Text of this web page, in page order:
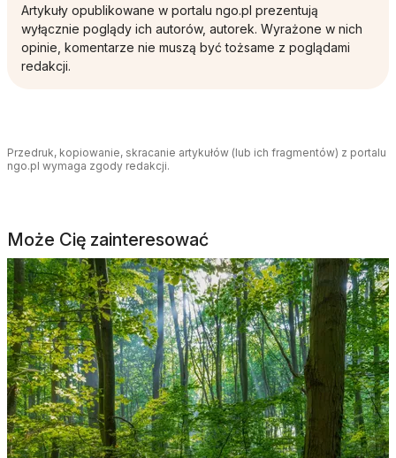
Artykuły opublikowane w portalu ngo.pl prezentują
wyłącznie poglądy ich autorów, autorek. Wyrażone w nich
opinie, komentarze nie muszą być tożsame z poglądami
redakcji.
Przedruk, kopiowanie, skracanie artykułów (lub ich fragmentów) z portalu
ngo.pl wymaga zgody redakcji.
Może Cię zainteresować